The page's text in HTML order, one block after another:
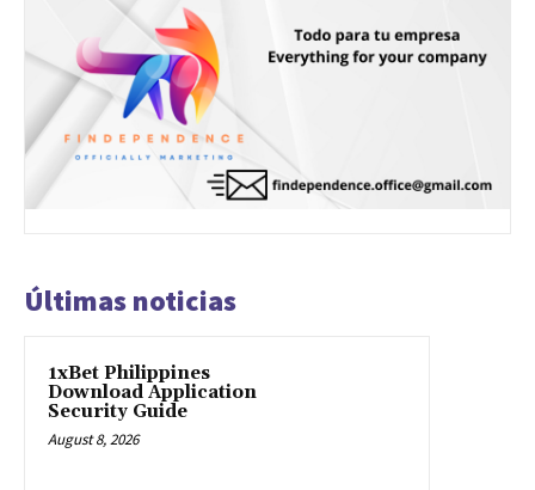
Últimas noticias
1xBet Philippines
Download Application
Security Guide
August 8, 2026